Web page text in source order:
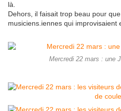
là.
Dehors, il faisait trop beau pour
musiciens.iennes qui improvisaient
Mercredi 22 mars : une